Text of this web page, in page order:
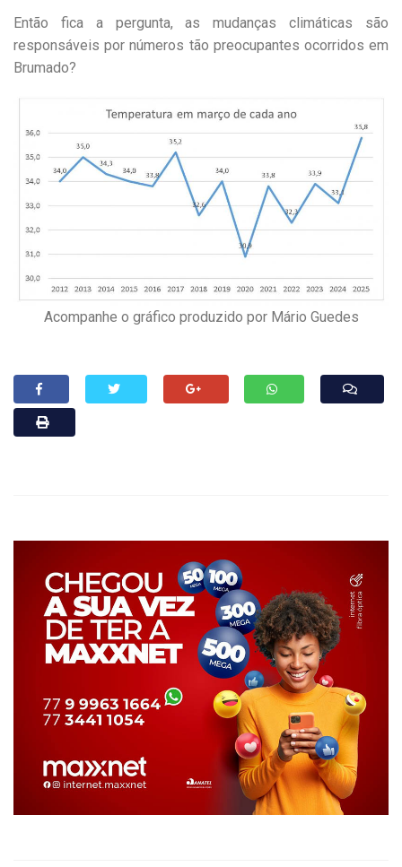
Então fica a pergunta, as mudanças climáticas são
responsáveis por números tão preocupantes ocorridos em
Brumado?
Acompanhe o gráfico produzido por Mário Guedes